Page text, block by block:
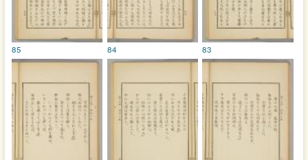
83
84
85